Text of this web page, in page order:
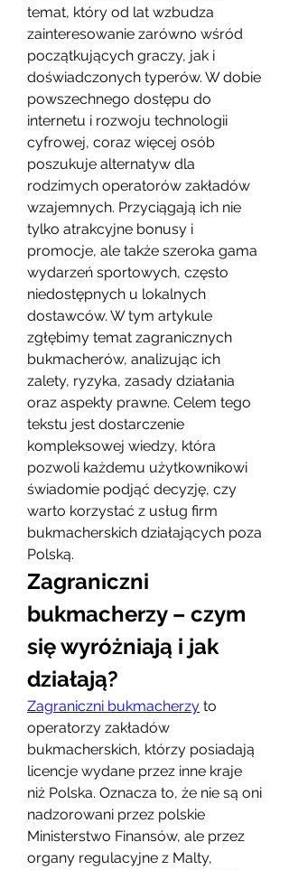
temat, który od lat wzbudza
zainteresowanie zarówno wśród
początkujących graczy, jak i
doświadczonych typerów. W dobie
powszechnego dostępu do
internetu i rozwoju technologii
cyfrowej, coraz więcej osób
poszukuje alternatyw dla
rodzimych operatorów zakładów
wzajemnych. Przyciągają ich nie
tylko atrakcyjne bonusy i
promocje, ale także szeroka gama
wydarzeń sportowych, często
niedostępnych u lokalnych
dostawców. W tym artykule
zgłębimy temat zagranicznych
bukmacherów, analizując ich
zalety, ryzyka, zasady działania
oraz aspekty prawne. Celem tego
tekstu jest dostarczenie
kompleksowej wiedzy, która
pozwoli każdemu użytkownikowi
świadomie podjąć decyzję, czy
warto korzystać z usług firm
bukmacherskich działających poza
Polską.
Zagraniczni
bukmacherzy – czym
się wyróżniają i jak
działają?
Zagraniczni bukmacherzy to
operatorzy zakładów
bukmacherskich, którzy posiadają
licencje wydane przez inne kraje
niż Polska. Oznacza to, że nie są oni
nadzorowani przez polskie
Ministerstwo Finansów, ale przez
organy regulacyjne z Malty,